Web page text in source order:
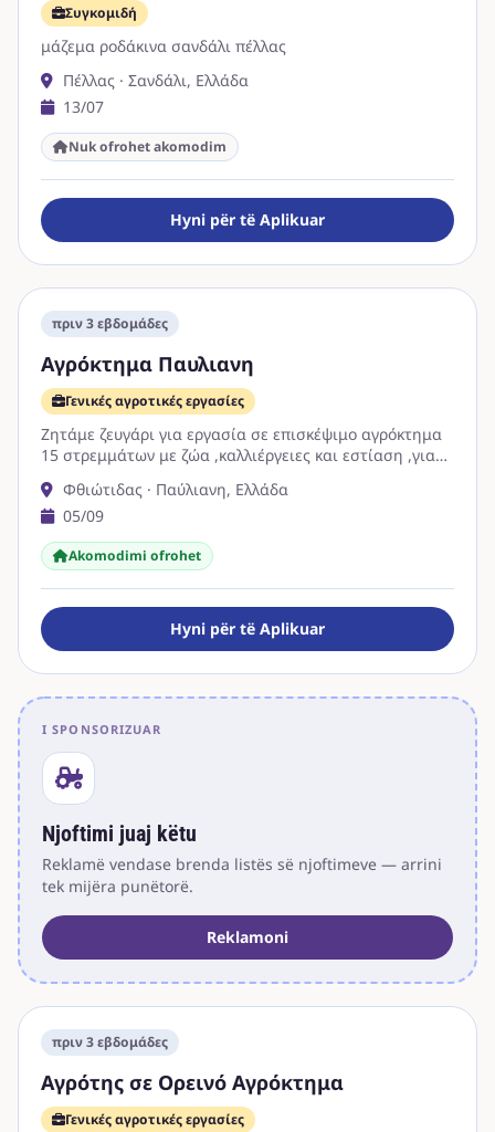
Συγκομιδή
μάζεμα ροδάκινα σανδάλι πέλλας
Πέλλας · Σανδάλι, Ελλάδα
13/07
Nuk ofrohet akomodim
Hyni për të Aplikuar
πριν 3 εβδομάδες
Αγρόκτημα Παυλιανη
Γενικές αγροτικές εργασίες
Ζητάμε ζευγάρι για εργασία σε επισκέψιμο αγρόκτημα
15 στρεμμάτων με ζώα ,καλλιέργειες και εστίαση ,για
Φθιώτιδας · Παύλιανη, Ελλάδα
05/09
Akomodimi ofrohet
Hyni për të Aplikuar
I SPONSORIZUAR
Njoftimi juaj këtu
Reklamë vendase brenda listës së njoftimeve — arrini
tek mijëra punëtorë.
Reklamoni
πριν 3 εβδομάδες
Αγρότης σε Ορεινό Αγρόκτημα
Γενικές αγροτικές εργασίες